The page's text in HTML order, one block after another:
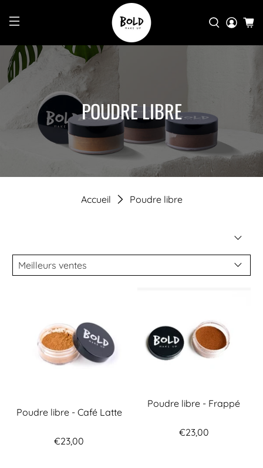
POUDRE LIBRE
Accueil Poudre libre
Poudre libre - Café Latte
€23,00
Poudre libre - Frappé
€23,00